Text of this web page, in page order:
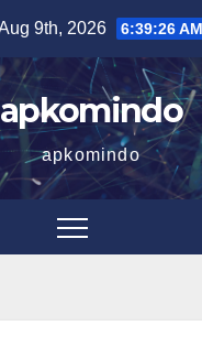
9th, 2026 6:39:27 AM
apkomindo
apkomindo